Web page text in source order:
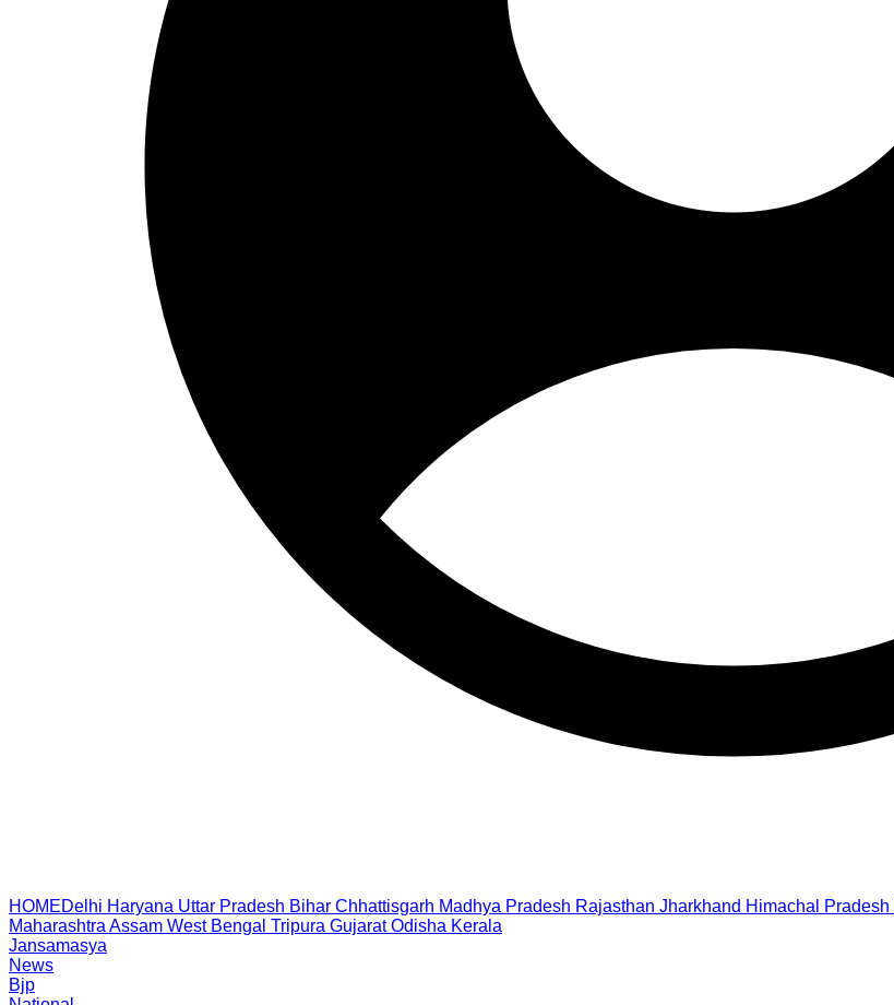
HOMEDelhi Haryana Uttar Pradesh Bihar Chhattisgarh Madhya Pradesh Rajasthan Jharkhand Himachal Pradesh
Maharashtra Assam West Bengal Tripura Gujarat Odisha Kerala
Jansamasya
News
Bjp